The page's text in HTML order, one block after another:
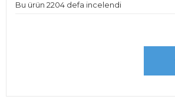
Bu ürün 2204 defa incelendi